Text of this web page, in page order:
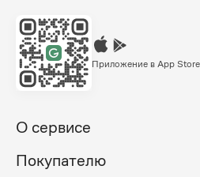
Приложение в App
О сервисе
Покупателю